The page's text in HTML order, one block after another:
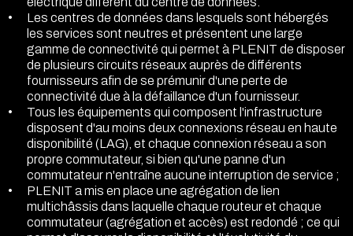
Les centres de données dans lesquels sont hébergés
les services sont neutres et présentent une large
gamme de connectivité qui permet à PLENIT de disposer
de plusieurs circuits réseaux auprès de différents
fournisseurs afin de se prémunir d'une perte de
connectivité due à la défaillance d'un fournisseur.
Tous les équipements qui composent l'infrastructure
disposent d'au moins deux connexions réseau en haute
disponibilité (LAG), et chaque connexion réseau a son
propre commutateur, si bien qu'une panne d'un
commutateur n'entraîne aucune interruption de service ;
PLENIT a mis en place une agrégation de lien
multichâssis dans laquelle chaque routeur et chaque
commutateur (agrégation et accès) est redondé ; ce qui